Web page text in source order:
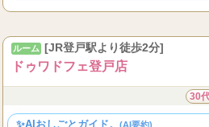
りです(^^)
ルーム[JR登戸駅より徒歩2分]